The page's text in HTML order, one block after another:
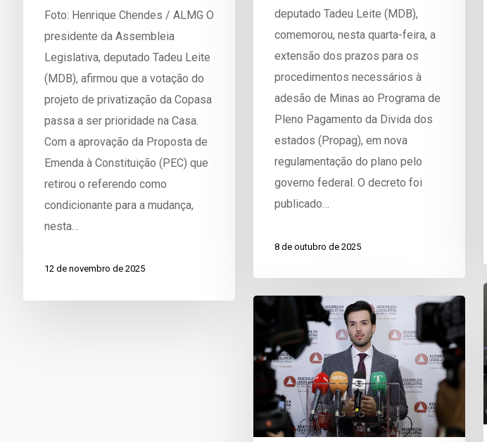
Foto: Henrique Chendes / ALMG O
presidente da Assembleia
Legislativa, deputado Tadeu Leite
(MDB), afirmou que a votação do
projeto de privatização da Copasa
passa a ser prioridade na Casa.
Com a aprovação da Proposta de
Emenda à Constituição (PEC) que
retirou o referendo como
condicionante para a mudança,
nesta…
12 de novembro de 2025
deputado Tadeu Leite (MDB),
comemorou, nesta quarta-feira, a
extensão dos prazos para os
procedimentos necessários à
adesão de Minas ao Programa de
Pleno Pagamento da Divida dos
estados (Propag), em nova
regulamentação do plano pelo
governo federal. O decreto foi
publicado…
8 de outubro de 2025